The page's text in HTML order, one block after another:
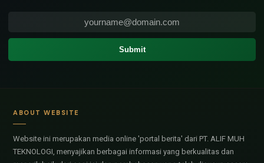
ABOUT WEBSITE
Website ini merupakan media online 'portal berita' dari PT. ALIF MUH
TEKNOLOGI, menyajikan berbagai informasi yang berkualitas dan